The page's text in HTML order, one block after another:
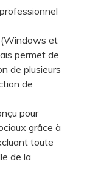
et
permet de
de plusieurs
de
pour
grâce à
toute
de la